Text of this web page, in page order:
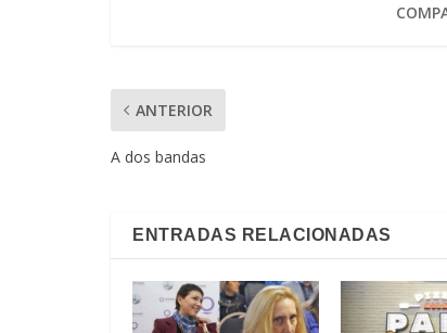
ANTERIOR
A dos bandas
ENTRADAS RELACIONADAS